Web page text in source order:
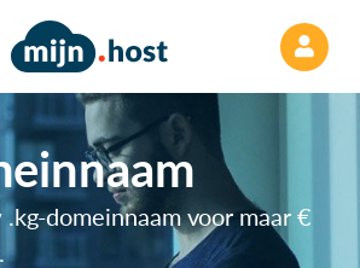
domeinnaam voor maar €